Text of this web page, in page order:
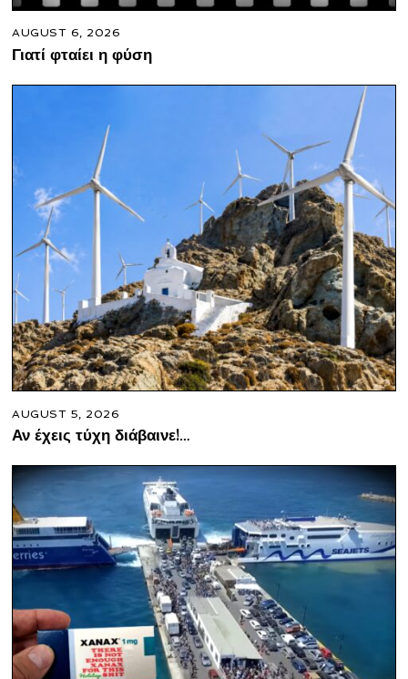
AUGUST 6, 2026
Γιατί φταίει η φύση
AUGUST 5, 2026
Αν έχεις τύχη διάβαινε!…